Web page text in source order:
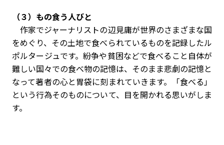
（３）もの食う人びと
作家でジャーナリストの辺見庸が世界のさまざまな国
をめぐり、その土地で食べられているものを記録したル
ポルタージュです。紛争や貧困などで食べること自体が
難しい国々での食べ物の記憶は、そのまま悲劇の記憶と
なって著者の心と胃袋に刻まれていきます。「食べる」
という行為そのものについて、目を開かれる思いがしま
す。